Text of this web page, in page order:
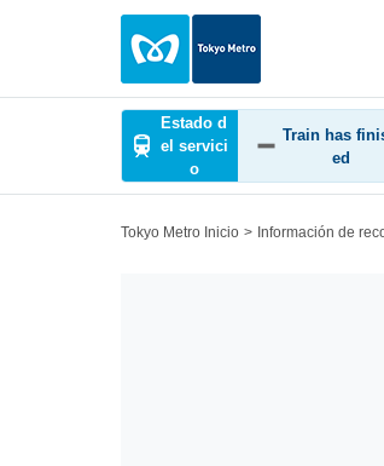
Estado d
el servici
o
Train has
ed
Tokyo Metro Inicio Información de